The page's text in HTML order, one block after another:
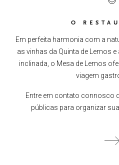
O
Em perfeita harmonia com a
as vinhas da Quinta de Lemos
inclinada, o Mesa de Lemos
viagem
Entre em contato connosco
públicas para organizar